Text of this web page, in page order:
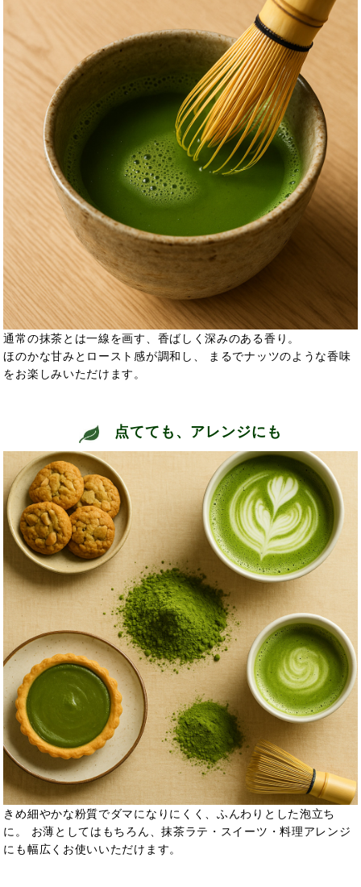
通常の抹茶とは一線を画す、香ばしく深みのある香り。
ほのかな甘みとロースト感が調和し、 まるでナッツのような香味
をお楽しみいただけます。
点てても、アレンジにも
きめ細やかな粉質でダマになりにくく、ふんわりとした泡立ち
に。 お薄としてはもちろん、抹茶ラテ・スイーツ・料理アレンジ
にも幅広くお使いいただけます。